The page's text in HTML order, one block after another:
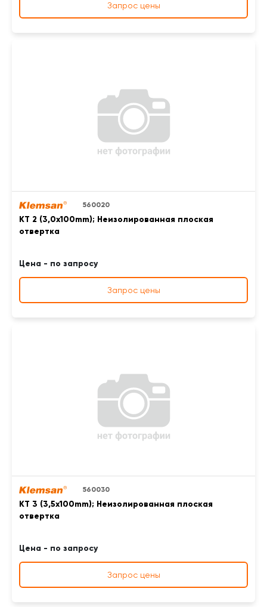
Запрос цены
560020
KT 2 (3,0x100mm); Неизолированная плоская
отвертка
Цена - по запросу
Запрос цены
560030
KT 3 (3,5x100mm); Неизолированная плоская
отвертка
Цена - по запросу
Запрос цены